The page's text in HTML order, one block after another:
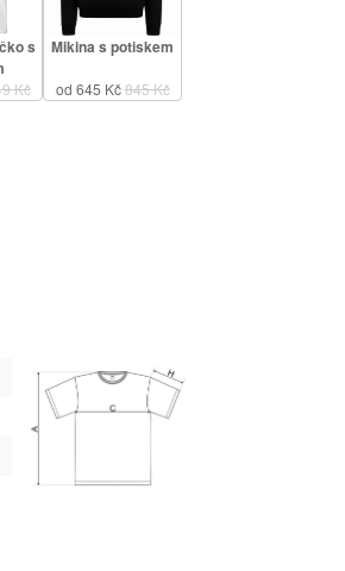
s
Kč
Mikina s potiskem
od 645 Kč845 Kč